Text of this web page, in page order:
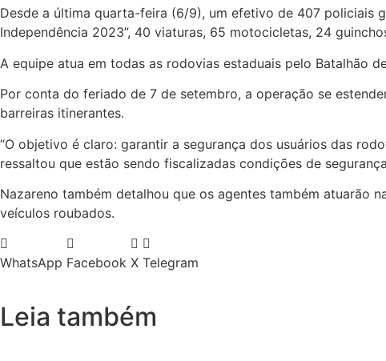
Desde a última quarta-feira (6/9), um efetivo de 407 policiais
Independência 2023”, 40 viaturas, 65 motocicletas, 24
A equipe atua em todas as rodovias estaduais pelo Batalhão
Por conta do feriado de 7 de setembro, a operação se
barreiras itinerantes.
“O objetivo é claro: garantir a segurança dos usuários das
ressaltou que estão sendo fiscalizadas condições de
Nazareno também detalhou que os agentes também atuarão
veículos roubados.
WhatsApp Facebook X Telegram
Leia também